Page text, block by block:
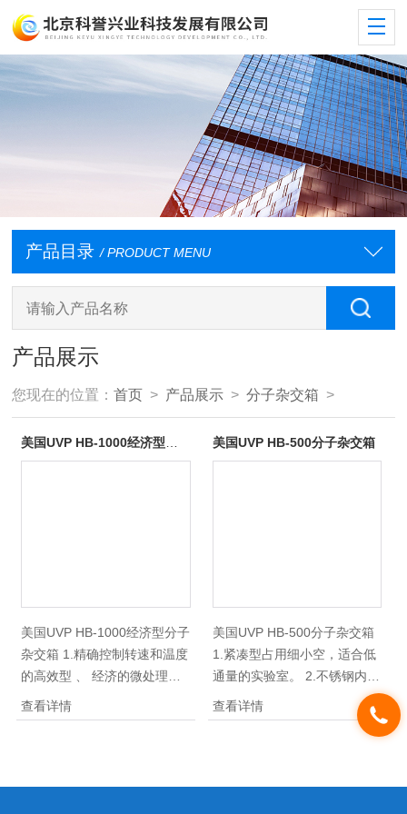
产品目录 / PRODUCT MENU
产品展示
您现在的位置：首页 > 产品展示 >分子杂交箱 >
美国UVP HB-1000经济型分子
杂交箱 1.精确控制转速和温度
的高效型 、 经济的微处理器
，多种转速可供用户选择选 ，
也有多款杂交瓶可供选配 . 2.
围.
查看详情
美国UVP HB-500分子杂交箱
美国UVP HB-500分子杂交箱
1.紧凑型占用细小空，适合低
通量的实验室。 2.不锈钢内
腔，便于清理. 3.拥有丙烯酸
盖，防止b辐射外漏.
查看详情